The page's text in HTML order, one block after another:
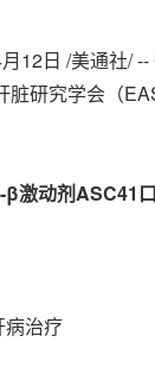
12日 /美通社/
脏研究学会（
β激动剂ASC41
病治疗